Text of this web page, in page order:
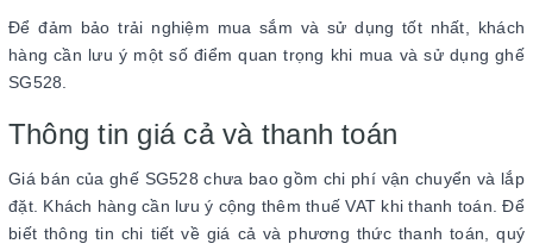
Để đảm bảo trải nghiệm mua sắm và sử dụng tốt nhất, khách
hàng cần lưu ý một số điểm quan trọng khi mua và sử dụng ghế
SG528.
Thông tin giá cả và thanh toán
Giá bán của ghế SG528 chưa bao gồm chi phí vận chuyển và lắp
đặt. Khách hàng cần lưu ý cộng thêm thuế VAT khi thanh toán. Để
biết thông tin chi tiết về giá cả và phương thức thanh toán, quý